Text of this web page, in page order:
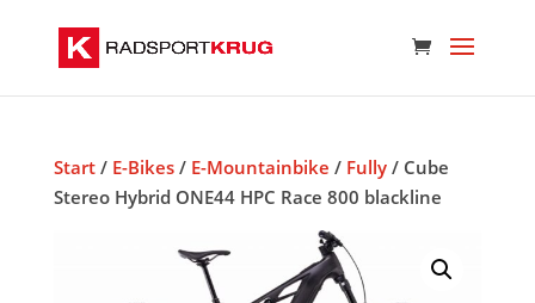
Start/ E-Bikes/ E-Mountainbike / Fully/ Cube
Stereo Hybrid ONE44 HPC Race 800 blackline